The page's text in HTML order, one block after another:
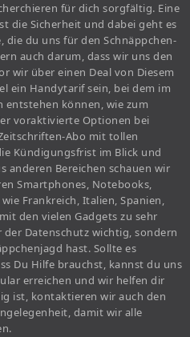
für dich sorgfältig. Eine
die Sicherheit und dabei geht es
die du uns für den Schnäppchen-
auch darum, dass wir uns den
wir über einen Deal von Diesem
ein Handytarif sein, bei dem im
entstehen können, wie zum
voraktivierte Optionen bei
Abo mit tollen
Kündigungsfrist im Blick und
anderen Bereichen schauen wir
Smartphones, Notebooks,
Frankreich, Italien, Spanien,
den vielen Gadgets zu sehr
Datenschutz wichtig, sondern
hast. Sollte es
Du Hilfe brauchst, kannst du uns
erreichen und wir helfen dir
ist, kontaktieren wir auch den
damit wir alle